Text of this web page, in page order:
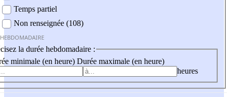
Temps partiel
Non renseignée (108)
la durée hebdomadaire :
minimale (en heure) Durée maximale (en heure)
heures